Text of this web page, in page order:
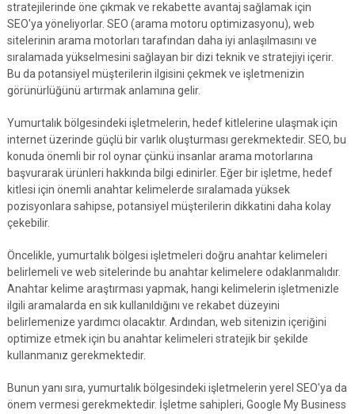
stratejilerinde öne çıkmak ve rekabette avantaj sağlamak için
SEO'ya yöneliyorlar. SEO (arama motoru optimizasyonu), web
sitelerinin arama motorları tarafından daha iyi anlaşılmasını ve
sıralamada yükselmesini sağlayan bir dizi teknik ve stratejiyi içerir.
Bu da potansiyel müşterilerin ilgisini çekmek ve işletmenizin
görünürlüğünü artırmak anlamına gelir.
Yumurtalık bölgesindeki işletmelerin, hedef kitlelerine ulaşmak için
internet üzerinde güçlü bir varlık oluşturması gerekmektedir. SEO, bu
konuda önemli bir rol oynar çünkü insanlar arama motorlarına
başvurarak ürünleri hakkında bilgi edinirler. Eğer bir işletme, hedef
kitlesi için önemli anahtar kelimelerde sıralamada yüksek
pozisyonlara sahipse, potansiyel müşterilerin dikkatini daha kolay
çekebilir.
Öncelikle, yumurtalık bölgesi işletmeleri doğru anahtar kelimeleri
belirlemeli ve web sitelerinde bu anahtar kelimelere odaklanmalıdır.
Anahtar kelime araştırması yapmak, hangi kelimelerin işletmenizle
ilgili aramalarda en sık kullanıldığını ve rekabet düzeyini
belirlemenize yardımcı olacaktır. Ardından, web sitenizin içeriğini
optimize etmek için bu anahtar kelimeleri stratejik bir şekilde
kullanmanız gerekmektedir.
Bunun yanı sıra, yumurtalık bölgesindeki işletmelerin yerel SEO'ya da
önem vermesi gerekmektedir. İşletme sahipleri, Google My Business